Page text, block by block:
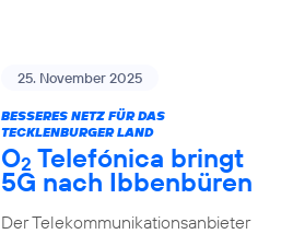
25. November 2025
BESSERES NETZ FÜR DAS
TECKLENBURGER LAND
O2 Telefónica bringt
5G nach Ibbenbüren
Der Telekommunikationsanbieter